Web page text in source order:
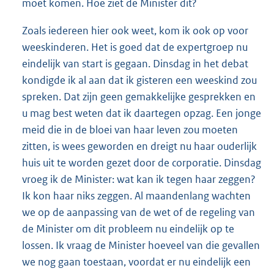
moet komen. Hoe ziet de Minister dit?
Zoals iedereen hier ook weet, kom ik ook op voor
weeskinderen. Het is goed dat de expertgroep nu
eindelijk van start is gegaan. Dinsdag in het debat
kondigde ik al aan dat ik gisteren een weeskind zou
spreken. Dat zijn geen gemakkelijke gesprekken en
u mag best weten dat ik daartegen opzag. Een jonge
meid die in de bloei van haar leven zou moeten
zitten, is wees geworden en dreigt nu haar ouderlijk
huis uit te worden gezet door de corporatie. Dinsdag
vroeg ik de Minister: wat kan ik tegen haar zeggen?
Ik kon haar niks zeggen. Al maandenlang wachten
we op de aanpassing van de wet of de regeling van
de Minister om dit probleem nu eindelijk op te
lossen. Ik vraag de Minister hoeveel van die gevallen
we nog gaan toestaan, voordat er nu eindelijk een